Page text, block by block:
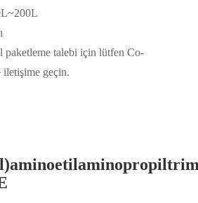
paketleme talebi için lütfen Co-
geçin.